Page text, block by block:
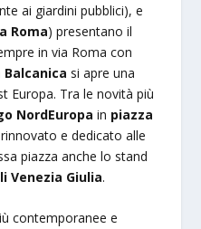
ai giardini pubblici), e
Roma) presentano il
in via Roma con
Balcanica si apre una
Europa. Tra le novità più
NordEuropa in piazza
e dedicato alle
piazza anche lo stand
Venezia Giulia.
contemporanee e